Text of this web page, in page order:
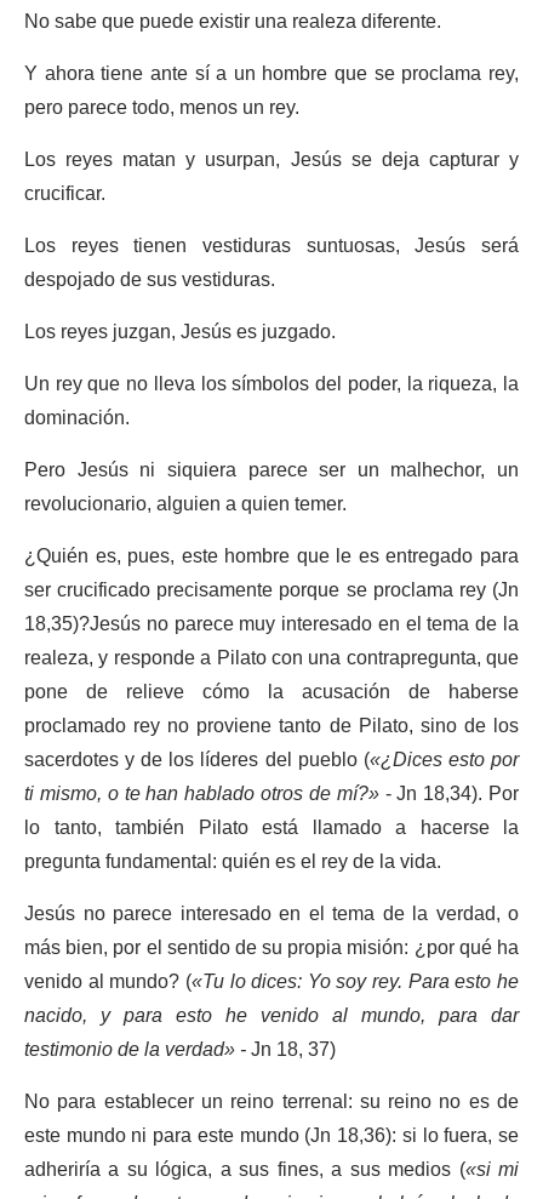
No sabe que puede existir una realeza diferente.
Y ahora tiene ante sí a un hombre que se proclama rey,
pero parece todo, menos un rey.
Los reyes matan y usurpan, Jesús se deja capturar y
crucificar.
Los reyes tienen vestiduras suntuosas, Jesús será
despojado de sus vestiduras.
Los reyes juzgan, Jesús es juzgado.
Un rey que no lleva los símbolos del poder, la riqueza, la
dominación.
Pero Jesús ni siquiera parece ser un malhechor, un
revolucionario, alguien a quien temer.
¿Quién es, pues, este hombre que le es entregado para
ser crucificado precisamente porque se proclama rey (Jn
18,35)?Jesús no parece muy interesado en el tema de la
realeza, y responde a Pilato con una contrapregunta, que
pone de relieve cómo la acusación de haberse
proclamado rey no proviene tanto de Pilato, sino de los
sacerdotes y de los líderes del pueblo («¿Dices esto por
ti mismo, o te han hablado otros de mí?»- Jn 18,34). Por
lo tanto, también Pilato está llamado a hacerse la
pregunta fundamental: quién es el rey de la vida.
Jesús no parece interesado en el tema de la verdad, o
más bien, por el sentido de su propia misión: ¿por qué ha
venido al mundo? («Tu lo dices: Yo soy rey. Para esto he
nacido, y para esto he venido al mundo, para dar
testimonio de la verdad» -Jn 18, 37)
No para establecer un reino terrenal: su reino no es de
este mundo ni para este mundo (Jn 18,36): si lo fuera, se
adheriría a su lógica, a sus fines, a sus medios («si mi